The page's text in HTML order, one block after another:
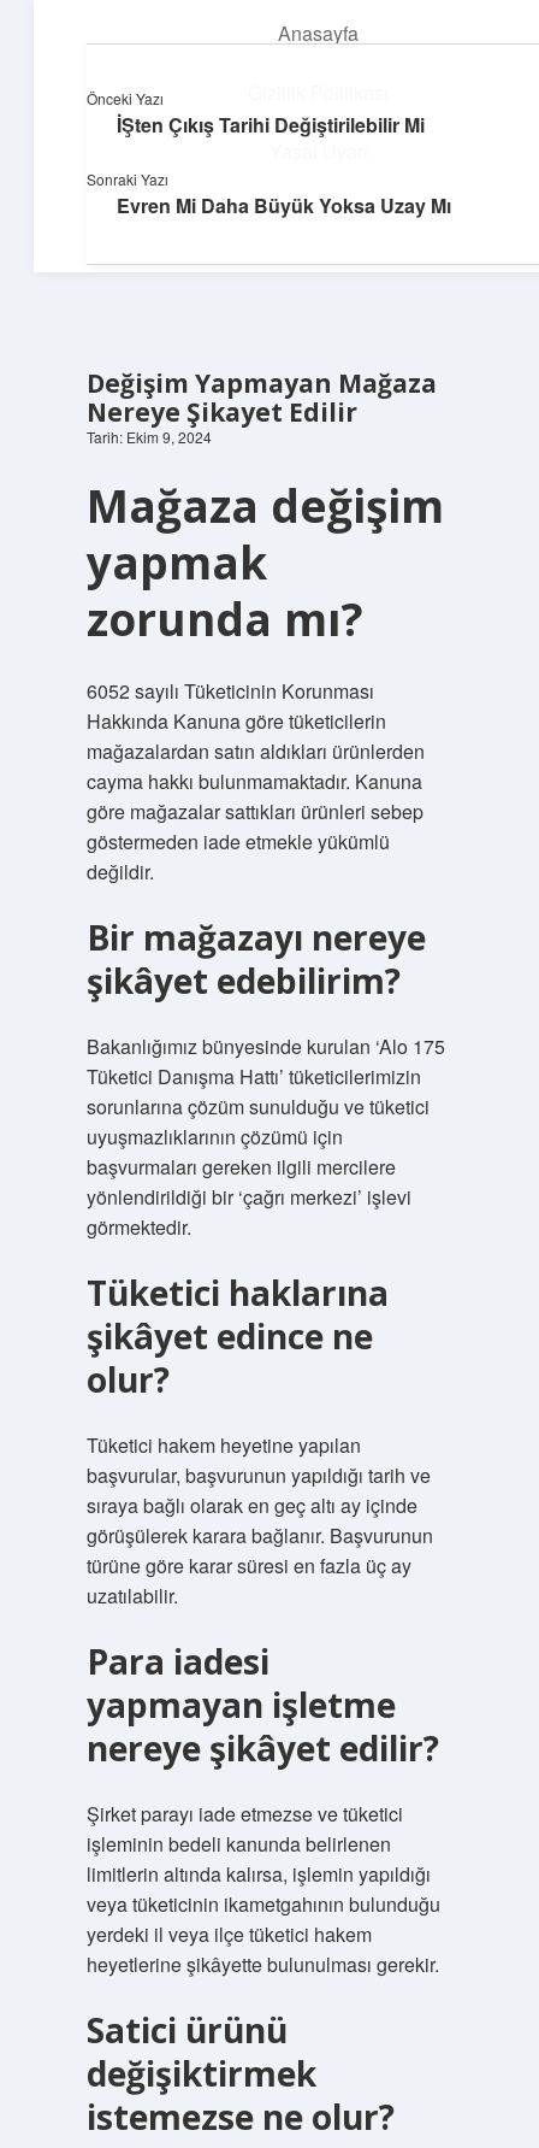
Anasayfa
Hakkımızda
Neşeli Fikir Köşesi
Hayatına neşe katan kısa hikayeler!
Değişim Yapmayan Mağaza
Nereye Şikayet Edilir
Tarih: Ekim 9, 2024
Mağaza değişim
yapmak
zorunda mı?
6052 sayılı Tüketicinin Korunması
Hakkında Kanuna göre tüketicilerin
mağazalardan satın aldıkları ürünlerden
cayma hakkı bulunmamaktadır. Kanuna
göre mağazalar sattıkları ürünleri sebep
göstermeden iade etmekle yükümlü
değildir.
Bir mağazayı nereye
şikâyet edebilirim?
Bakanlığımız bünyesinde kurulan ‘Alo 175
Tüketici Danışma Hattı’ tüketicilerimizin
sorunlarına çözüm sunulduğu ve tüketici
uyuşmazlıklarının çözümü için
başvurmaları gereken ilgili mercilere
yönlendirildiği bir ‘çağrı merkezi’ işlevi
görmektedir.
Tüketici haklarına
şikâyet edince ne
olur?
Tüketici hakem heyetine yapılan
başvurular, başvurunun yapıldığı tarih ve
sıraya bağlı olarak en geç altı ay içinde
görüşülerek karara bağlanır. Başvurunun
türüne göre karar süresi en fazla üç ay
uzatılabilir.
Para iadesi
yapmayan işletme
nereye şikâyet edilir?
Şirket parayı iade etmezse ve tüketici
işleminin bedeli kanunda belirlenen
limitlerin altında kalırsa, işlemin yapıldığı
veya tüketicinin ikametgahının bulunduğu
yerdeki il veya ilçe tüketici hakem
heyetlerine şikâyette bulunulması gerekir.
Satici ürünü
değişiktirmek
istemezse ne olur?
Önceki Yazı
İŞten Çıkış Tarihi Değiştirilebilir Mi
Sonraki Yazı
Evren Mi Daha Büyük Yoksa Uzay Mı